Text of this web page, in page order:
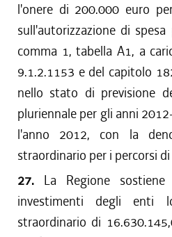
l'onere di 200.000 euro
sull'autorizzazione di
comma 1, tabella A1, a
9.1.2.1153 e del capitolo
nello stato di previsione
pluriennale per gli anni
l'anno 2012, con la
straordinario per i percorsi
27. La Regione
investimenti degli enti
straordinario di